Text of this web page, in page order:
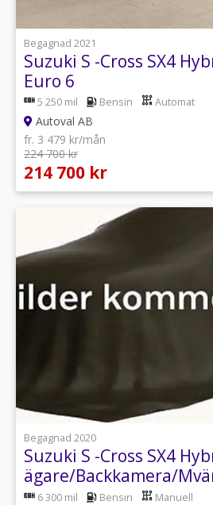
Begagnad 2021
Suzuki S -Cross SX4
Euro 6
5 250 mil Bensin Automat
Autoval AB
fr. 3 479 kr/mån
224 700 kr
214 700 kr
Begagnad 2020
Suzuki S -Cross SX4
ägare/Backkamera/
6 300 mil Bensin Manuell